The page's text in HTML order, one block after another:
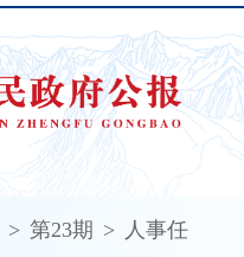
> 第23期 > 人事任